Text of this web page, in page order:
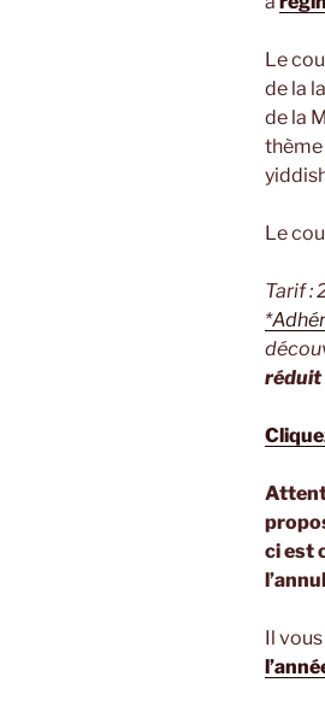
Le
de la
de la
thème
Le
Tarif :
réduit
ci est
Il